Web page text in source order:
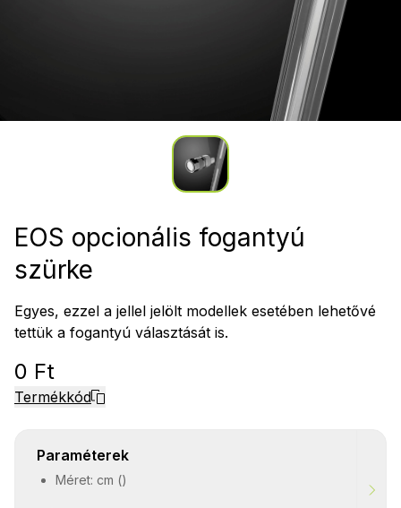
EOS opcionális fogantyú
szürke
Egyes, ezzel a jellel jelölt modellek esetében lehetővé
tettük a fogantyú választását is.
0 Ft
Termékkód
Paraméterek
Méret: cm ()